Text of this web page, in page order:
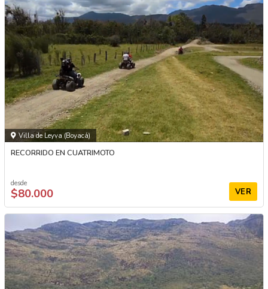
Villa de Leyva (Boyacá)
RECORRIDO EN CUATRIMOTO
desde
$80.000 VER